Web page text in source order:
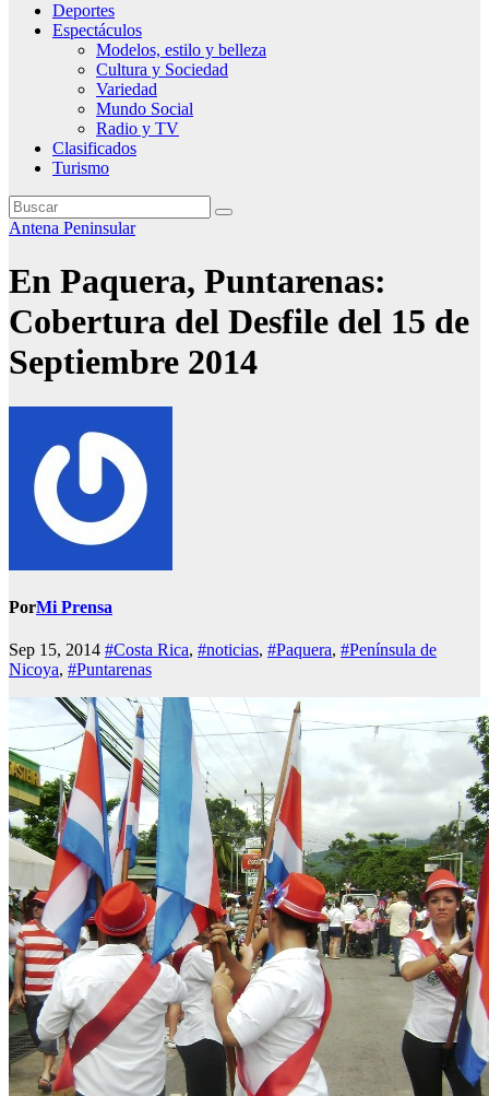
Deportes
Espectáculos
Modelos, estilo y belleza
Cultura y Sociedad
Variedad
Mundo Social
Radio y TV
Clasificados
Turismo
Antena Peninsular
En Paquera, Puntarenas:
Cobertura del Desfile del 15 de
Septiembre 2014
PorMi Prensa
Sep 15, 2014 #Costa Rica, #noticias, #Paquera, #Península de
Nicoya, #Puntarenas